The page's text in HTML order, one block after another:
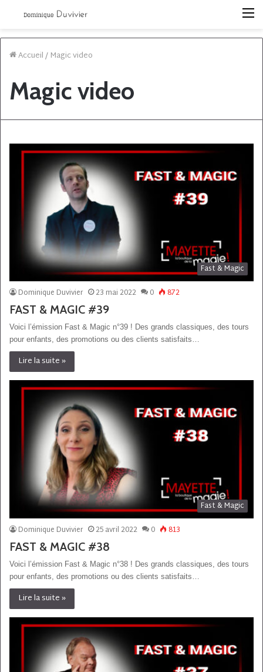
Accueil/ Magic video
Magic video
Fast & Magic
Dominique Duvivier
23 mai 2022 0 872
FAST & MAGIC #39
Voici l’émission Fast & Magic n°39 ! Des grands classiques, des tours
pour enfants, des promotions ou des clients satisfaits…
Lire la suite »
Fast & Magic
Dominique Duvivier
25 avril 2022 0 813
FAST & MAGIC #38
Voici l’émission Fast & Magic n°38 ! Des grands classiques, des tours
pour enfants, des promotions ou des clients satisfaits…
Lire la suite »